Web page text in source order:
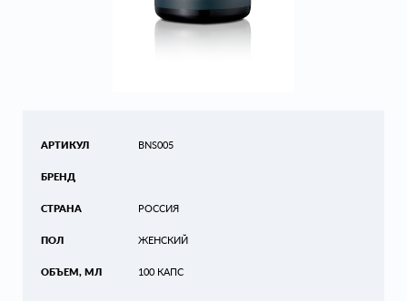
АРТИКУЛ
БРЕНД
СТРАНА
ПОЛ
ОБЪЕМ, МЛ
BNS005
РОССИЯ
ЖЕНСКИЙ
100 КАПС